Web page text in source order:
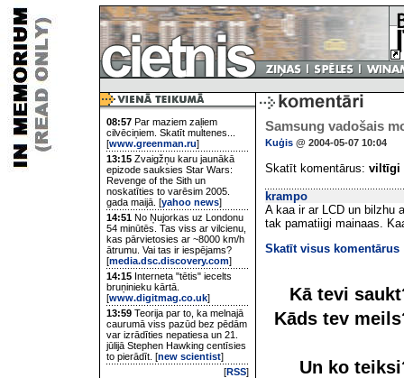
08:57 Par maziem zaļiem
cilvēciņiem. Skatīt multenes...
[www.greenman.ru]
13:15 Zvaigžņu karu jaunākā
epizode sauksies Star Wars:
Revenge of the Sith un
noskatīties to varēsim 2005.
gada maijā. [yahoo news]
14:51 No Ņujorkas uz Londonu
54 minūtēs. Tas viss ar vilcienu,
kas pārvietosies ar ~8000 km/h
ātrumu. Vai tas ir iespējams?
[media.dsc.discovery.com]
14:15 Interneta "tētis" iecelts
bruņinieku kārtā.
[www.digitmag.co.uk]
13:59 Teorija par to, ka melnajā
caurumā viss pazūd bez pēdām
var izrādīties nepatiesa un 21.
jūlijā Stephen Hawking centīsies
to pierādīt. [new scientist]
[RSS]
Samsung vadošais
Kuģis @ 2004-05-07 10:04
Skatīt komentārus: viltīgi
krampo
A kaa ir ar LCD un bilzhu
tak pamatiigi mainaas.
Skatīt visus komentārus
Kā tevi
Kāds tev
Un ko